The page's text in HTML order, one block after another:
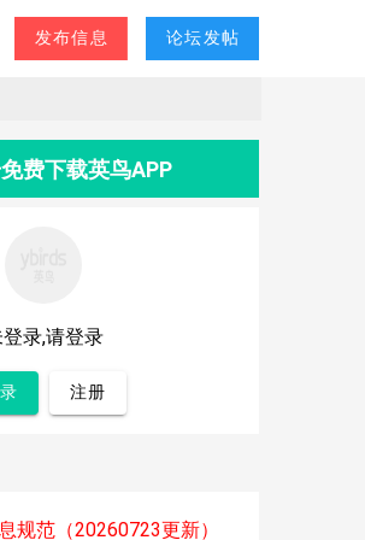
发布信息 论坛发帖
-°C
费下载英鸟APP
录,请登录
注册
规范（20260723更新）